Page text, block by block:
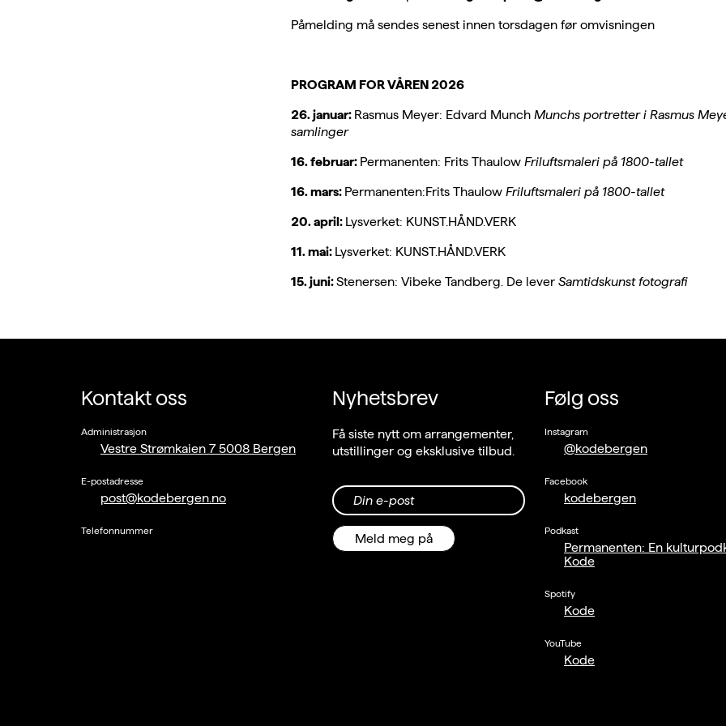
Påmelding må sendes senest innen torsdagen før omvisningen
PROGRAM FOR VÅREN 2026
26. januar: Rasmus Meyer: Edvard Munch Munchs portretter i Rasmus
samlinger
16. februar: Permanenten: Frits Thaulow Friluftsmaleri på 1800-tallet
16. mars: Permanenten:Frits Thaulow Friluftsmaleri på 1800-tallet
20. april: Lysverket: KUNST.HÅND.VERK
11. mai: Lysverket: KUNST.HÅND.VERK
15. juni:Stenersen: Vibeke Tandberg. De lever Samtidskunst fotografi
Kontakt oss
Administrasjon
Vestre Strømkaien 7 5008 Bergen
E-postadresse
post@kodebergen.no
Telefonnummer
Nyhetsbrev
Få siste nytt om arrangementer,
utstillinger og eksklusive tilbud.
Din e-post
Meld meg på
Følg oss
Instagram
@kodebergen
Facebook
kodebergen
Podkast
Permanenten: En
Kode
Spotify
Kode
YouTube
Kode